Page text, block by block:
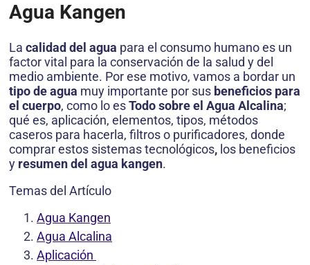
Agua Kangen
La calidad del agua para el consumo humano es un
factor vital para la conservación de la salud y del
medio ambiente. Por ese motivo, vamos a bordar un
tipo de agua muy importante por sus beneficios para
el cuerpo, como lo esTodo sobre el Agua Alcalina;
qué es, aplicación, elementos, tipos, métodos
caseros para hacerla, filtros o purificadores, donde
comprar estos sistemas tecnológicos, los beneficios
y resumen del agua kangen.
Temas del Artículo
Agua Kangen
Agua Alcalina
Aplicación